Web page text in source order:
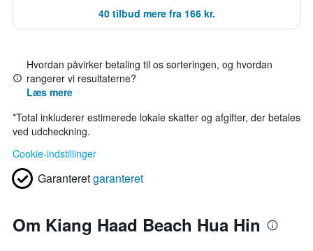
40 tilbud mere fra 166 kr.
Hvordan påvirker betaling til os sorteringen, og hvordan
rangerer vi resultaterne?
Læs mere
*Total inkluderer estimerede lokale skatter og afgifter, der betales
ved udcheckning.
Cookie-indstillinger
Garanteretgaranteret
Om Kiang Haad Beach Hua Hin